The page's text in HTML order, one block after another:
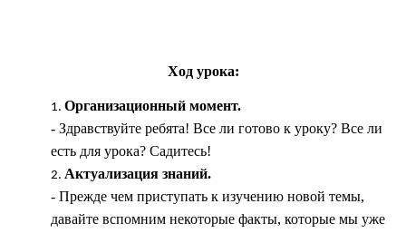
Ход урока:
Организационный момент.
- Здравствуйте ребята! Все ли готово к уроку? Все ли
есть для урока? Садитесь!
Актуализация знаний.
- Прежде чем приступать к изучению новой темы,
давайте вспомним некоторые факты, которые мы уже